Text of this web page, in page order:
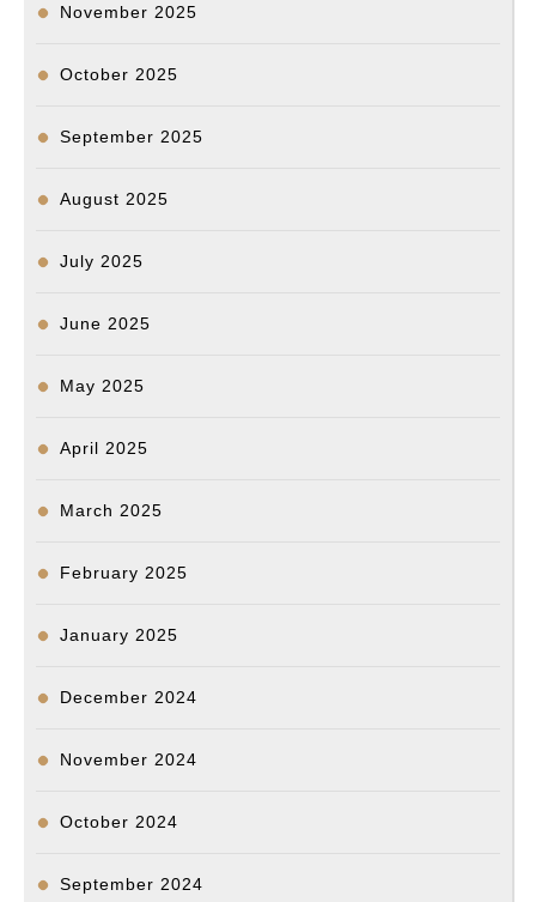
November 2025
October 2025
September 2025
August 2025
July 2025
June 2025
May 2025
April 2025
March 2025
February 2025
January 2025
December 2024
November 2024
October 2024
September 2024